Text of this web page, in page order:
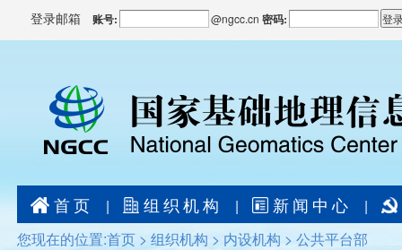
登录邮箱 账号: @ngcc.cn 密码:
首页 | 组织机构 | 新闻中心
|
您现在的位置:首页 > 组织机构 > 内设机构 > 公共平台部